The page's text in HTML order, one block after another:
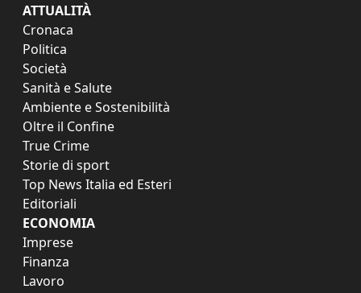
ATTUALITÀ
Cronaca
Politica
Società
Sanità e Salute
Ambiente e Sostenibilità
Oltre il Confine
True Crime
Storie di sport
Top News Italia ed Esteri
Editoriali
ECONOMIA
Imprese
Finanza
Lavoro